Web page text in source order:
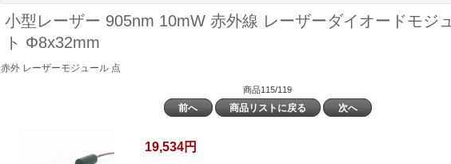
小型レーザー 905nm 10mW 赤外線 レーザーダイオードモジ
ト Φ8x32mm
赤外 レーザーモジュール 点
商品115/119
前へ 商品リストに戻る 次へ
19,534円